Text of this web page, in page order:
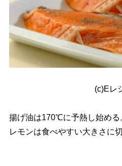
(c)Eレ
揚げ油は170℃に予熱し始める
レモンは食べやすい大きさに切